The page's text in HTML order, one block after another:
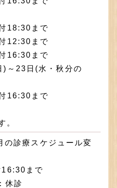
18:30まで
12:30まで
16:30まで
)～23日(水・秋分の
16:30まで
。
の診療スケジュール変
16:30まで
休診